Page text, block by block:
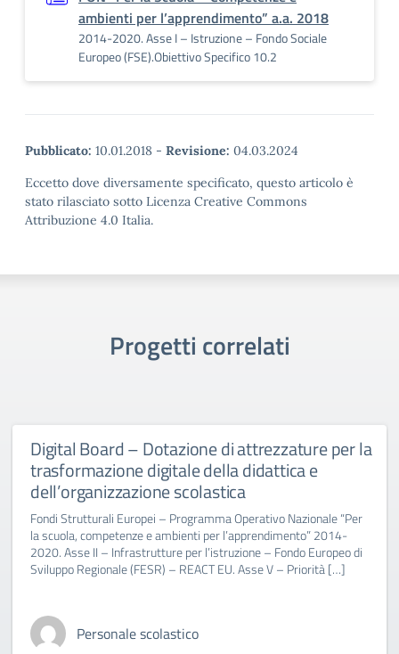
ambienti per l’apprendimento” a.a. 2018
2014-2020. Asse I – Istruzione – Fondo Sociale
Europeo (FSE).Obiettivo Specifico 10.2
Pubblicato: 10.01.2018 - Revisione: 04.03.2024
Eccetto dove diversamente specificato, questo articolo è
stato rilasciato sotto Licenza Creative Commons
Attribuzione 4.0 Italia.
Progetti correlati
Digital Board – Dotazione di attrezzature per la
trasformazione digitale della didattica e
dell’organizzazione scolastica
Fondi Strutturali Europei – Programma Operativo Nazionale “Per
la scuola, competenze e ambienti per l’apprendimento” 2014-
2020. Asse II – Infrastrutture per l’istruzione – Fondo Europeo di
Sviluppo Regionale (FESR) – REACT EU. Asse V – Priorità […]
Personale scolastico